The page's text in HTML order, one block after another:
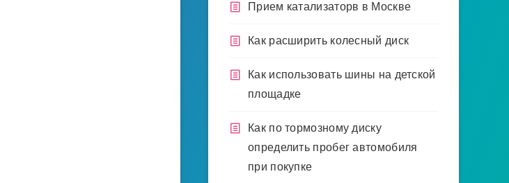
Прием катализаторв в Москве
Как расширить колесный диск
Как использовать шины на детской
площадке
Как по тормозному диску
определить пробег автомобиля
при покупке